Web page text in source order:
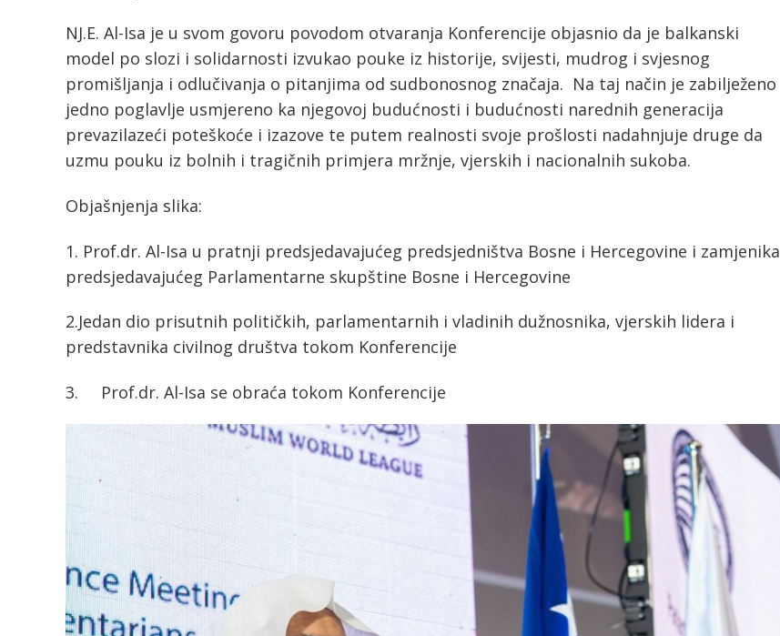
NJ.E. Al-Isa je u svom govoru povodom otvaranja Konferencije objasnio da je balkanski
model po slozi i solidarnosti izvukao pouke iz historije, svijesti, mudrog i svjesnog
promišljanja i odlučivanja o pitanjima od sudbonosnog značaja. Na taj način je zabilježeno
jedno poglavlje usmjereno ka njegovoj budućnosti i budućnosti narednih generacija
prevazilazeći poteškoće i izazove te putem realnosti svoje prošlosti nadahnjuje druge da
uzmu pouku iz bolnih i tragičnih primjera mržnje, vjerskih i nacionalnih sukoba.
Objašnjenja slika:
1. Prof.dr. Al-Isa u pratnji predsjedavajućeg predsjedništva Bosne i Hercegovine i zamjenika
predsjedavajućeg Parlamentarne skupštine Bosne i Hercegovine
2.Jedan dio prisutnih političkih, parlamentarnih i vladinih dužnosnika, vjerskih lidera i
predstavnika civilnog društva tokom Konferencije
3. Prof.dr. Al-Isa se obraća tokom Konferencije